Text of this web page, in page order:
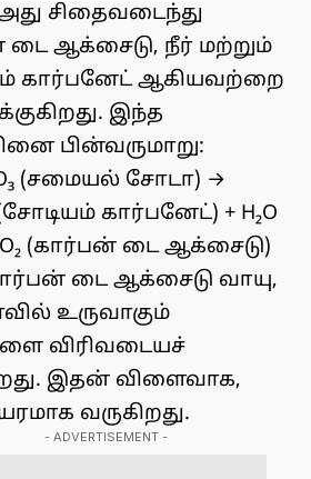
சிதைவடைந்து
டை ஆக்சைடு, நீர் மற்றும்
கார்பனேட் ஆகியவற்றை
இந்த
பின்வருமாறு:
(சமையல் சோடா) →
(சோடியம் கார்பனேட்) + H₂O
(கார்பன் டை ஆக்சைடு)
டை ஆக்சைடு வாயு,
உருவாகும்
விரிவடையச்
இதன் விளைவாக,
வருகிறது.
- ADVERTISEMENT -